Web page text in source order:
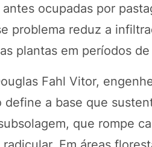
antes ocupadas por
problema reduz a
plantas em períodos
Fahl Vitor,
a base que
que rompe